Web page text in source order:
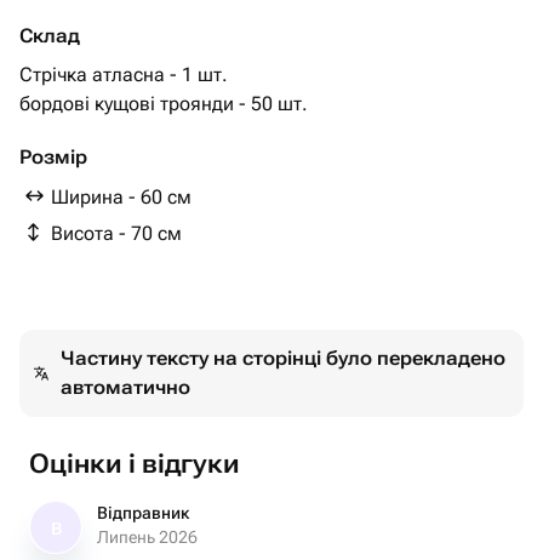
Склад
Стрічка атласна - 1 шт.
бордові кущові троянди - 50 шт.
Розмір
Ширина - 60 см
Висота - 70 см
Частину тексту на сторінці було перекладено
автоматично
Оцінки і відгуки
Відправник
Липень 2026